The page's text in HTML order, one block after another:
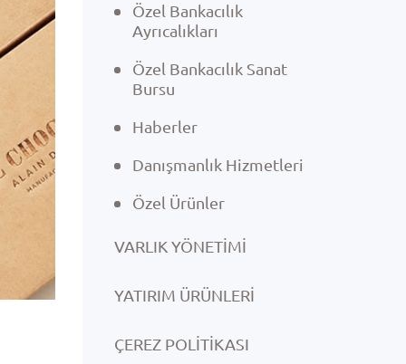
Özel Bankacılık
Ayrıcalıkları
Özel Bankacılık Sanat
Bursu
Haberler
Danışmanlık Hizmetleri
Özel Ürünler
VARLIK YÖNETIMI
YATIRIM ÜRÜNLERI
ÇEREZ POLITIKASI